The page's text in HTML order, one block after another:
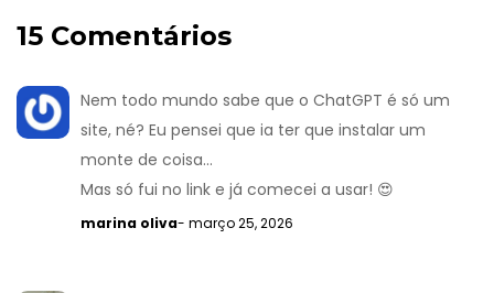
15 Comentários
Nem todo mundo sabe que o ChatGPT é só um
site, né? Eu pensei que ia ter que instalar um
monte de coisa...
Mas só fui no link e já comecei a usar! 😍
marina oliva- março 25, 2026